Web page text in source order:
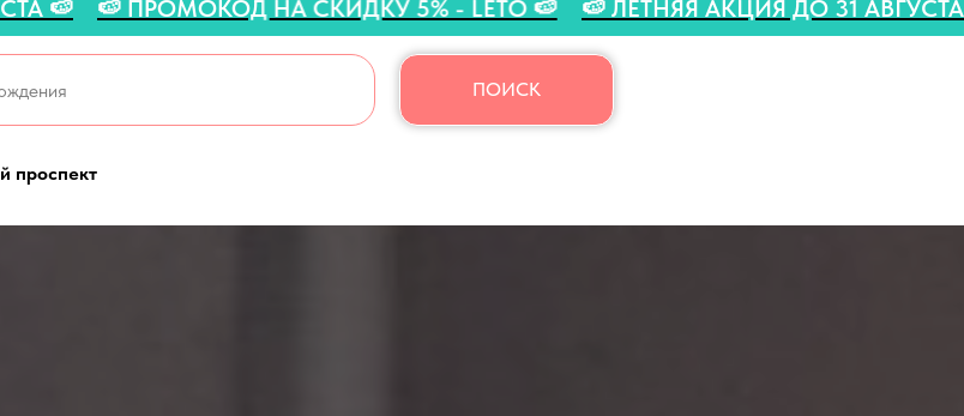
ДО 31 АВГУСТА 🍉 🍉 ПРОМОКОД НА СКИДКУ 5% - LETO 🍉 🍉 ЛЕТНЯЯ АКЦИЯ
ПОИСК
проспект